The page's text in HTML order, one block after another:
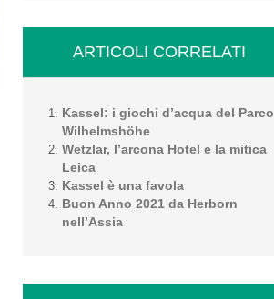
ARTICOLI CORRELATI
Kassel: i giochi d’acqua del Parco
Wilhelmshöhe
Wetzlar, l’arcona Hotel e la mitica
Leica
Kassel è una favola
Buon Anno 2021 da Herborn
nell’Assia